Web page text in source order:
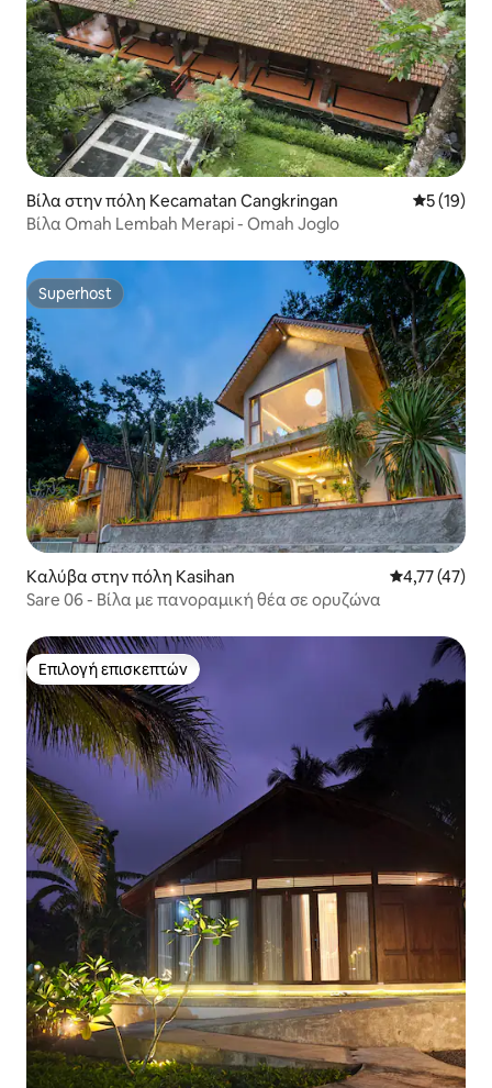
Βίλα στην πόλη Kecamatan Cangkringan Μέση
5 (19)
Βίλα Omah Lembah Merapi - Omah Joglo
Superhost
Superhost
Καλύβα στην πόλη Kasihan Μέση
4,77 (47)
Sare 06 - Βίλα με πανοραμική θέα σε ορυζώνα
Επιλογή επισκεπτών
Επιλογή επισκεπτών